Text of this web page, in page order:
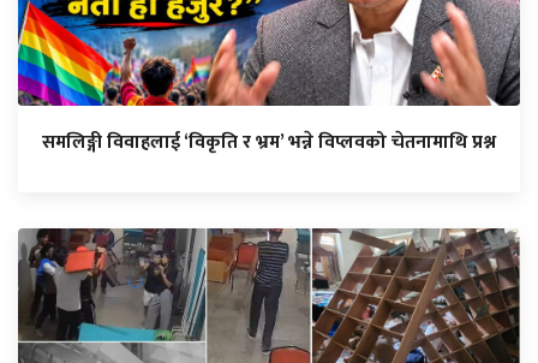
समलिङ्गी विवाहलाई ‘विकृति र भ्रम’ भन्ने विप्लवको चेतनामाथि प्रश्न